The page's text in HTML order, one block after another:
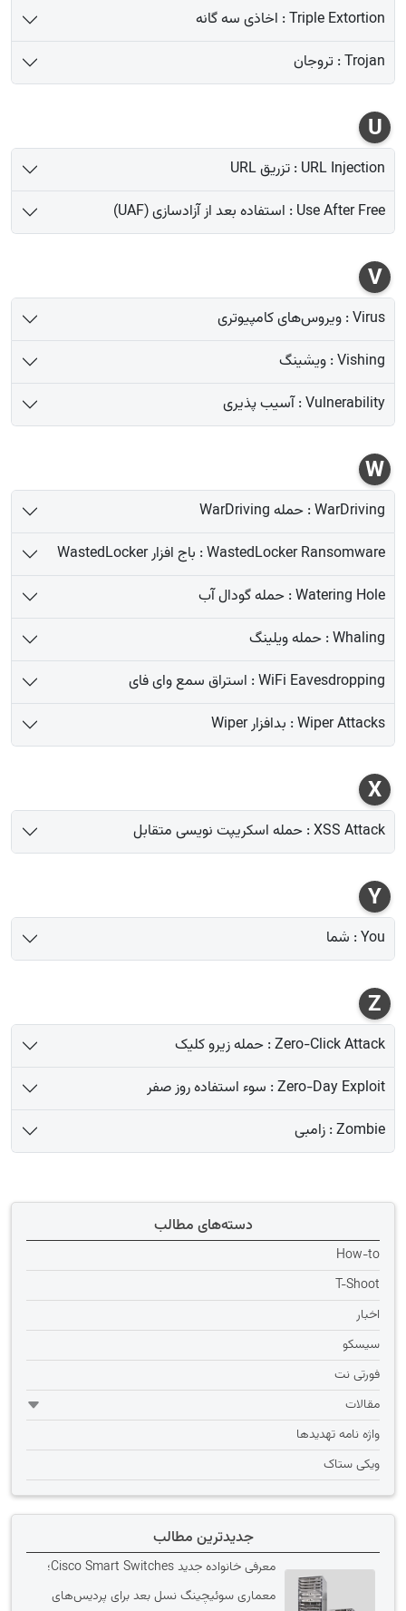
Triple Extortion : اخاذی سه گانه
Trojan : تروجان
U
URL Injection : تزریق URL
Use After Free : استفاده بعد از آزادسازی (UAF)
V
Virus : ویروس‌های کامپیوتری
Vishing : ویشینگ
Vulnerability : آسیب پذیری
W
WarDriving : حمله WarDriving
WastedLocker Ransomware : باج افزار WastedLocker
Watering Hole : حمله گودال آب
Whaling : حمله ویلینگ
WiFi Eavesdropping : استراق سمع وای فای
Wiper Attacks : بدافزار Wiper
X
XSS Attack : حمله اسکریپت نویسی متقابل
Y
You : شما
Z
Zero-Click Attack : حمله زیرو کلیک
Zero-Day Exploit : سوء استفاده روز صفر
Zombie : زامبی
دسته‌های مطالب
How-to
T-Shoot
اخبار
سیسکو
فورتی نت
مقالات
واژه نامه تهديدها
ویکی ستاک
جدیدترین مطالب
معرفی خانواده جدید Cisco Smart Switches؛
معماری سوئیچینگ نسل بعد برای پردیس‌های